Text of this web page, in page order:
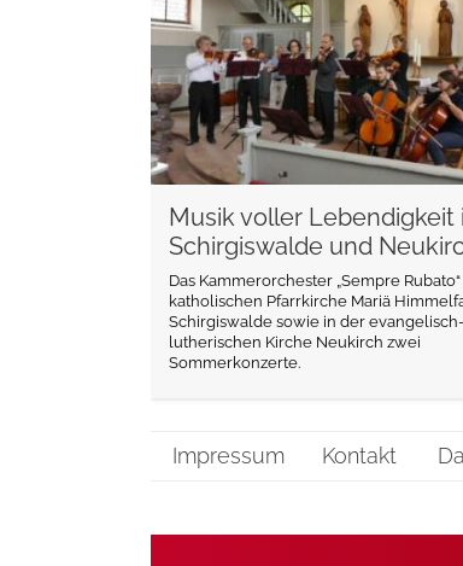
Musik voller Lebendigkeit
Schirgiswalde und
Das Kammerorchester „Sempre
katholischen Pfarrkirche Mariä
Schirgiswalde sowie in der evangelisch-
lutherischen Kirche Neukirch zwei
Sommerkonzerte.
Impressum Kontakt